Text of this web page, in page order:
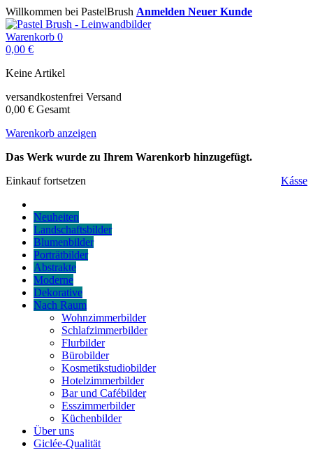
Willkommen bei PastelBrush Anmelden Neuer Kunde
Warenkorb 0
0,00 €
Keine Artikel
versandkostenfrei Versand
0,00 € Gesamt
Warenkorb anzeigen
Das Werk wurde zu Ihrem Warenkorb hinzugefügt.
Einkauf fortsetzen
Kásse
Neuheiten
Landschaftsbilder
Blumenbilder
Porträtbilder
Abstrakte
Moderne
Dekorative
Nach Raum
Wohnzimmerbilder
Schlafzimmerbilder
Flurbilder
Bürobilder
Kosmetikstudiobilder
Hotelzimmerbilder
Bar und Cafébilder
Esszimmerbilder
Küchenbilder
Über uns
Giclée-Qualität